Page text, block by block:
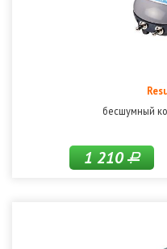
бесшумный
1 210Р